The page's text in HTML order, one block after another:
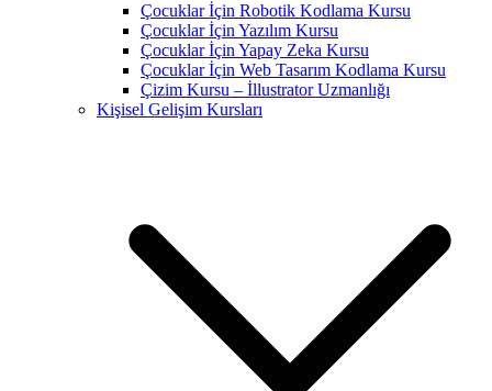
Çocuklar İçin Robotik Kodlama Kursu
Çocuklar İçin Yazılım Kursu
Çocuklar İçin Yapay Zeka Kursu
Çocuklar İçin Web Tasarım Kodlama Kursu
Çizim Kursu – İllustrator Uzmanlığı
Kişisel Gelişim Kursları